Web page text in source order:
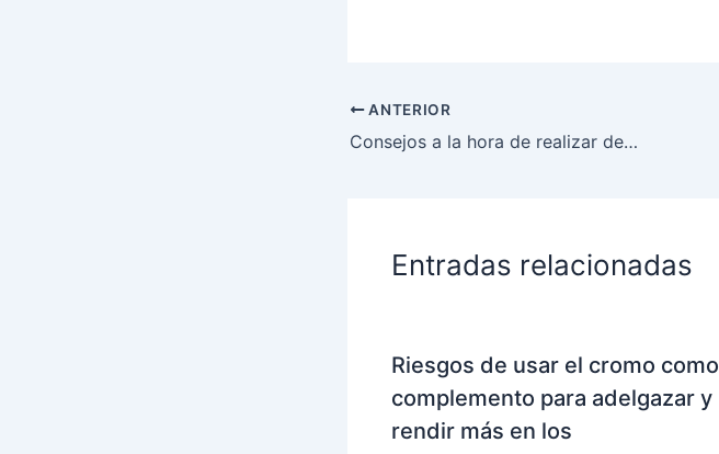
ANTERIOR
Consejos a la hora de realizar deporte al aire libre cuando el calor aprieta
Entradas relacionadas
Riesgos de usar el cromo como
complemento para adelgazar y
rendir más en los